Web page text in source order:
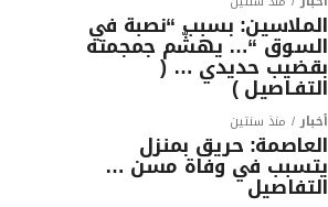
الملاسين: بسبب “نصبة في
السوق “… يهشّم جمجمته
بقضيب حديدي … (
التفـاصيل )
أخبار منذ سنتين
العاصمة: حريق بمنزل
يتسبب في وفاة مسن …
التفاصيل